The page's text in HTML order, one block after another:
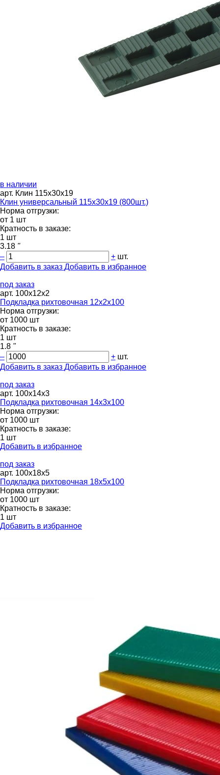
в наличии
арт. Клин 115х30х19
Клин универсальный 115х30х19 (800шт.)
Норма отгрузки:
от 1 шт
Кратность в заказе:
1 шт
3.18 "
–
+ шт.
Добавить в заказ Добавить в избранное
под заказ
арт. 100х12х2
Подкладка рихтовочная 12х2х100
Норма отгрузки:
от 1000 шт
Кратность в заказе:
1 шт
1.8 "
–
+ шт.
Добавить в заказ Добавить в избранное
под заказ
арт. 100х14х3
Подкладка рихтовочная 14х3х100
Норма отгрузки:
от 1000 шт
Кратность в заказе:
1 шт
Добавить в избранное
под заказ
арт. 100х18х5
Подкладка рихтовочная 18х5х100
Норма отгрузки:
от 1000 шт
Кратность в заказе:
1 шт
Добавить в избранное